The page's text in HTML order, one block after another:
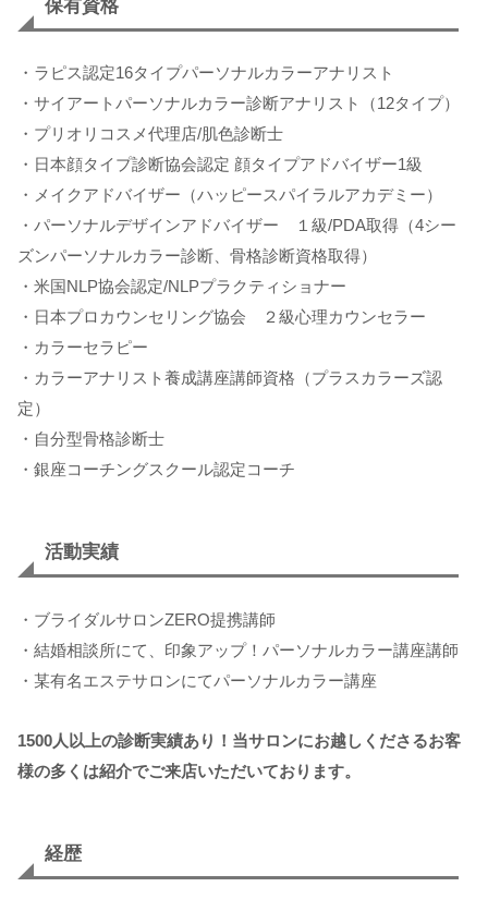
保有資格
・ラピス認定16タイプパーソナルカラーアナリスト
・サイアートパーソナルカラー診断アナリスト（12タイプ）
・プリオリコスメ代理店/肌色診断士
・日本顔タイプ診断協会認定 顔タイプアドバイザー1級
・メイクアドバイザー（ハッピースパイラルアカデミー）
・パーソナルデザインアドバイザー １級/PDA取得（4シー
ズンパーソナルカラー診断、骨格診断資格取得）
・米国NLP協会認定/NLPプラクティショナー
・日本プロカウンセリング協会 ２級心理カウンセラー
・カラーセラピー
・カラーアナリスト養成講座講師資格（プラスカラーズ認
定）
・自分型骨格診断士
・銀座コーチングスクール認定コーチ
活動実績
・ブライダルサロンZERO提携講師
・結婚相談所にて、印象アップ！パーソナルカラー講座講師
・某有名エステサロンにてパーソナルカラー講座
1500人以上の診断実績あり！当サロンにお越しくださるお客
様の多くは紹介でご来店いただいております。
経歴